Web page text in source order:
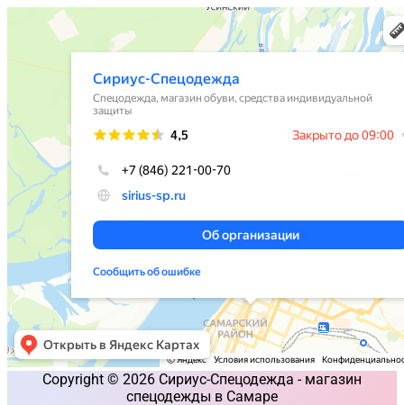
Copyright © 2026 Сириус-Спецодежда - магазин
спецодежды в Самаре